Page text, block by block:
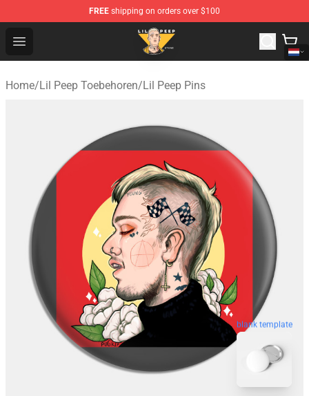
FREE shipping on orders over $100
Open menu
Lil Peep Store - Official Lil Peep Merchandise Shop
Home/Lil Peep Toebehoren/Lil Peep Pins
blank template